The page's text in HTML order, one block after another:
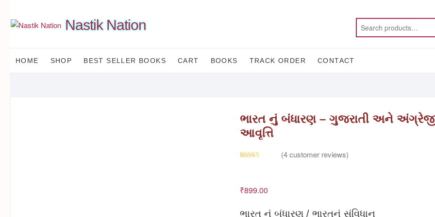
content
Nastik Nation
HOME SHOP BEST SELLER BOOKS CART BOOKS TRACK ORDER CONTACT
ભારત નું બંધારણ – ગુજરાતી અને
આવૃત્તિ
customer
ratings
(4customer reviews)
₹899.00
ભારત નું બંધારણ / ભારતનું સંવિધાન